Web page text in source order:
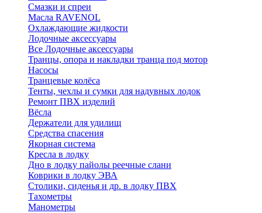
Смазки и спреи
Масла RAVENOL
Охлаждающие жидкости
Лодочные аксессуары
Все Лодочные аксессуары
Транцы, опора и накладки транца под мотор
Насосы
Транцевые колёса
Тенты, чехлы и сумки для надувных лодок
Ремонт ПВХ изделий
Вёсла
Держатели для удилищ
Средства спасения
Якорная система
Кресла в лодку
Дно в лодку пайолы реечные слани
Коврики в лодку ЭВА
Столики, сиденья и др. в лодку ПВХ
Тахометры
Манометры